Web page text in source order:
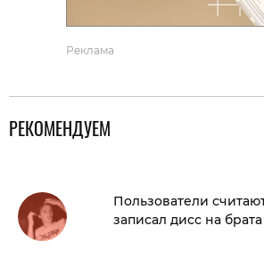
Реклама
РЕКОМЕНДУЕМ
Пользователи
записал дисс на брата